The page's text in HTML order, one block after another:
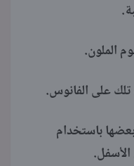
الملون.
تلك على الفانوس.
باستخدام